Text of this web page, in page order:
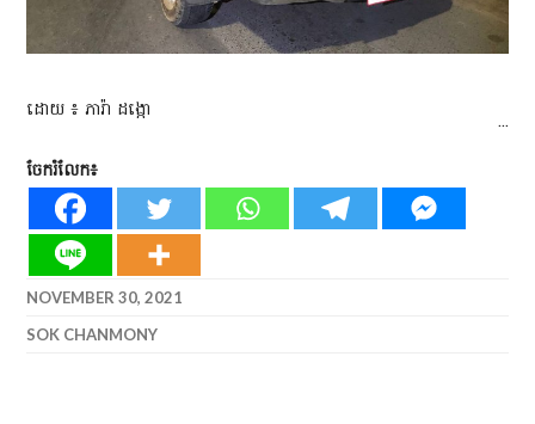
...
ដោយ​ ៖​ ភារ៉ា​ ដង្កោ
ចែករំលែក៖
NOVEMBER 30, 2021
SOK CHANMONY